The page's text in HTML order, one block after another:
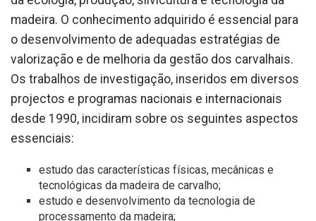
madeira. O conhecimento adquirido é essencial para
o desenvolvimento de adequadas estratégias de
valorização e de melhoria da gestão dos carvalhais.
Os trabalhos de investigação, inseridos em diversos
projectos e programas nacionais e internacionais
desde 1990, incidiram sobre os seguintes aspectos
essenciais:
estudo das características físicas, mecânicas e
tecnológicas da madeira de carvalho;
estudo e desenvolvimento da tecnologia de
processamento da madeira;